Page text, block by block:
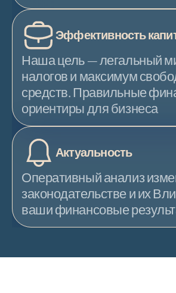
Эффективность
Наша цель — легальный
налогов и максимум
средств. Правильные
ориентиры для бизнеса
Актуальность
Оперативный анализ
законодательстве и их
ваши финансовые